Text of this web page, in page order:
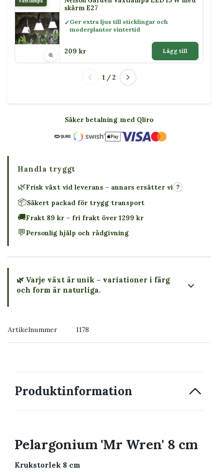
skärm E27
Ger extra ljus till sticklingar och
moderplantor vintertid
209 kr Lägg till
1 / 2
Säker betalning med Qliro
Handla tryggt
🌿Frisk växt vid leverans – annars ersätter vi ?
📦Säkert packad för trygg transport
🚚Frakt 89 kr – fri frakt över 1299 kr
💬Personlig hjälp och rådgivning
🌿 Varje växt är unik – variationer i färg
och form är naturliga.
Artikelnummer 1178
Produktinformation
Pelargonium 'Mr Wren' 8 cm
Krukstorlek 8 cm